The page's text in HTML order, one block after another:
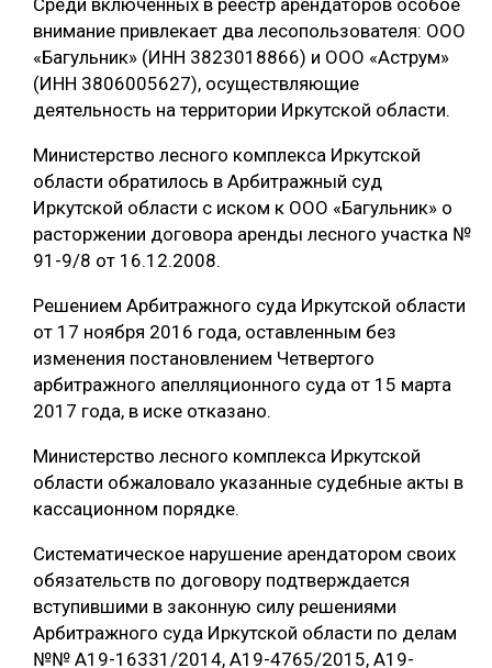
ДЕРЕВЯННОЕ ДОМОСТРОЕНИЕ
СУШКА ДРЕВЕСИНЫ
МЕБЕЛЬНОЕ ПРОИЗВОДСТВО
Среди включенных в реестр арендаторов особое
внимание привлекает два лесопользователя: ООО
«Багульник» (ИНН 3823018866) и ООО «Аструм»
(ИНН 3806005627), осуществляющие
деятельность на территории Иркутской области.
Министерство лесного комплекса Иркутской
области обратилось в Арбитражный суд
Иркутской области с иском к ООО «Багульник» о
расторжении договора аренды лесного участка №
91-9/8 от 16.12.2008.
Решением Арбитражного суда Иркутской области
от 17 ноября 2016 года, оставленным без
изменения постановлением Четвертого
арбитражного апелляционного суда от 15 марта
2017 года, в иске отказано.
Министерство лесного комплекса Иркутской
области обжаловало указанные судебные акты в
кассационном порядке.
Систематическое нарушение арендатором своих
обязательств по договору подтверждается
вступившими в законную силу решениями
Арбитражного суда Иркутской области по делам
№№ А19-16331/2014, А19-4765/2015, А19-